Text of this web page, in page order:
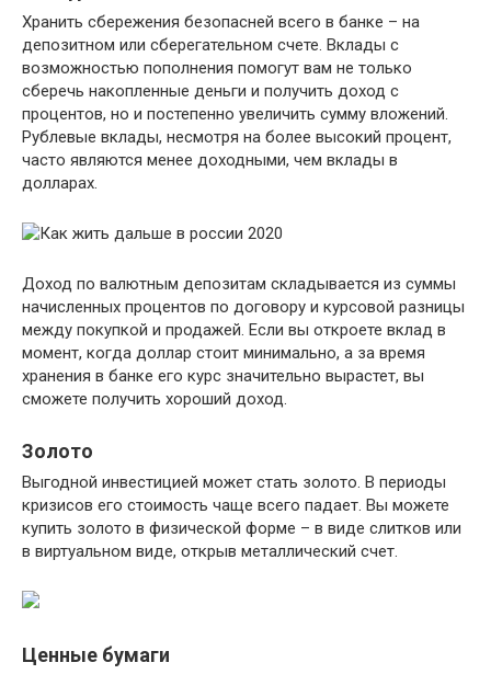
Хранить сбережения безопасней всего в банке – на
депозитном или сберегательном счете. Вклады с
возможностью пополнения помогут вам не только
сберечь накопленные деньги и получить доход с
процентов, но и постепенно увеличить сумму вложений.
Рублевые вклады, несмотря на более высокий процент,
часто являются менее доходными, чем вклады в
долларах.
Доход по валютным депозитам складывается из суммы
начисленных процентов по договору и курсовой разницы
между покупкой и продажей. Если вы откроете вклад в
момент, когда доллар стоит минимально, а за время
хранения в банке его курс значительно вырастет, вы
сможете получить хороший доход.
Золото
Выгодной инвестицией может стать золото. В периоды
кризисов его стоимость чаще всего падает. Вы можете
купить золото в физической форме – в виде слитков или
в виртуальном виде, открыв металлический счет.
Ценные бумаги